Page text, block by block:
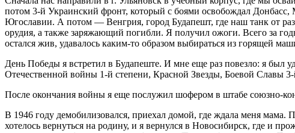
потом 3-й Украинский фронт, который с боями освобождал
Югославии. А потом — Венгрия, город Будапешт, где наш танк от
орудия, а также заряжающий погибли. Я полу­чил ожоги. Всего за
остался жив, удава­лось каким-то образом выбираться из горящей
День Победы я встретил в Будапеште. И мне еще раз повезло: я был
Отечественной войны 1-й степени, Красной Звезды, Боевой Славы 3-
После окончания войны я еще послужил шофером в штабе союзно-
В 1946 году демобилизовался, приехал домой, где ждала меня
хотелось вернуться на родину, и я вернулся в Новосибирск, где и